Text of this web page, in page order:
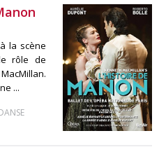
la scène
rôle de
...